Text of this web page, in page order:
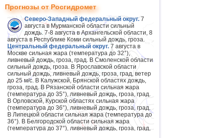
Прогнозы от Росгидромет
Северо-Западный федеральный округ. 7
августа в Мурманской области сильный
дождь. 7-8 августа в Архангельской области, 8
августа в Республике Коми сильный дождь, гроза.
Центральный федеральный округ. 7 августа в
Москве сильная жара (температура до 32°),
ливневый дождь, гроза, град. В Смоленской области
сильный дождь, гроза. В Ярославской области
сильный дождь, ливневый дождь, гроза, град, ветер
до 25 м/с. В Калужской, Брянской областях дождь,
гроза, град. В Рязанской области сильная жара
(температура до 35°), ливневый дождь, гроза, град.
В Орловской, Курской областях сильная жара
(температура до 36°), ливневый дождь, гроза, град.
В Липецкой области сильная жара (температура до
36°). В Белгородской области сильная жара
(температура до 37°), ливневый дождь, гроза, град,